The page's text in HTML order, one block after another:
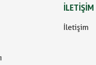
İLETİŞİM
İletişim